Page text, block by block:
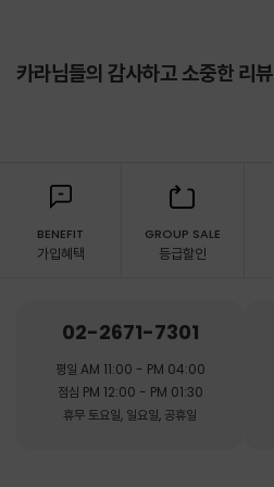
카라님들의 감사하고 소중한 리뷰
BENEFIT
가입혜택
GROUP SALE
등급할인
02-2671-7301
평일 AM 11:00 - PM 04:00
점심 PM 12:00 - PM 01:30
휴무 토요일, 일요일, 공휴일